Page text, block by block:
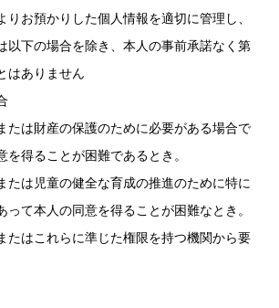
りお預かりした個人情報を適切に管理し、
以下の場合を除き、本人の事前承諾なく第
はありません
たは財産の保護のために必要がある場合で
を得ることが困難であるとき。
たは児童の健全な育成の推進のために特に
って本人の同意を得ることが困難なとき。
たはこれらに準じた権限を持つ機関から要